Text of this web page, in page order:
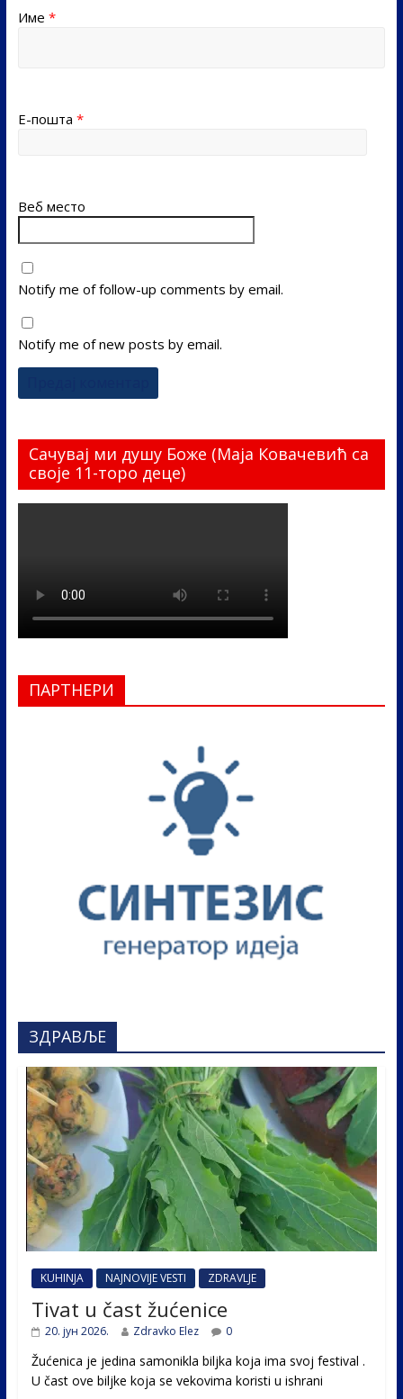
Име *
Е-пошта *
Веб место
Notify me of follow-up comments by email.
Notify me of new posts by email.
Сачувај ми душу Боже (Маја Ковачевић са
своје 11-торо деце)
ПАРТНЕРИ
ЗДРАВЉЕ
KUHINJA NAJNOVIJE VESTI ZDRAVLJE
Tivat u čast žućenice
20. јун 2026. Zdravko Elez 0
Žućenica je jedina samonikla biljka koja ima svoj festival .
U čast ovе biljke koja se vekovima koristi u ishrani